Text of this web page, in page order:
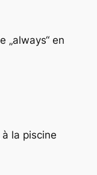
„always“ en
à la piscine